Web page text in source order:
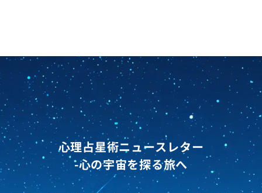
心理占星術ニュースレター
-心の宇宙を探る旅へ